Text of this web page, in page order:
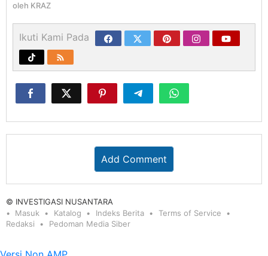
oleh KRAZ
Ikuti Kami Pada
Add Comment
© INVESTIGASI NUSANTARA
Masuk
Katalog Indeks Berita
Terms of Service
Redaksi
Pedoman Media Siber